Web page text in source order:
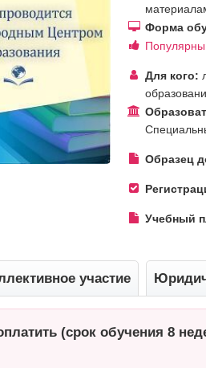
Форма
Для кого:
Образец
Учебный
участие
(срок обучения 8